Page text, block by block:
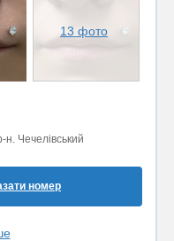
13 фото
Чечелівський
номер